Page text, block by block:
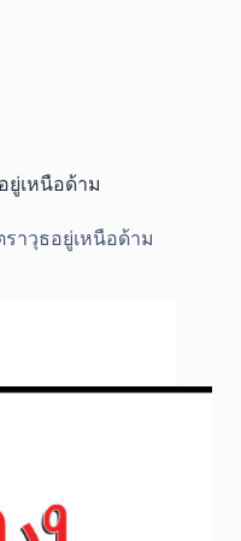
ยู่เหนือด้าม
ราวุธอยู่เหนือด้าม